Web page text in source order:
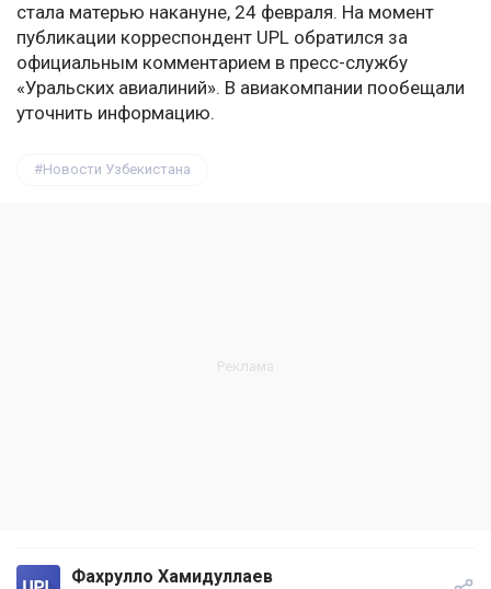
стала матерью накануне, 24 февраля. На момент
публикации корреспондент UPL обратился за
официальным комментарием в пресс-службу
«Уральских авиалиний». В авиакомпании пообещали
уточнить информацию.
Новости Узбекистана
Фахрулло Хамидуллаев